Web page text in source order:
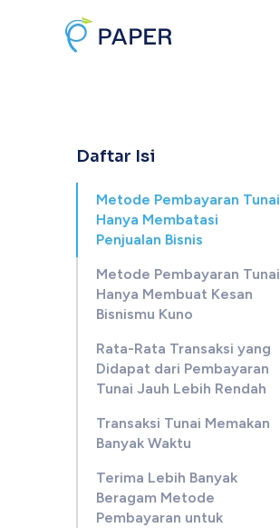
Daftar Isi
Metode Pembayaran Tunai
Hanya Membatasi
Penjualan Bisnis
Metode Pembayaran Tunai
Hanya Membuat Kesan
Bisnismu Kuno
Rata-Rata Transaksi yang
Didapat dari Pembayaran
Tunai Jauh Lebih Rendah
Transaksi Tunai Memakan
Banyak Waktu
Terima Lebih Banyak
Beragam Metode
Pembayaran untuk